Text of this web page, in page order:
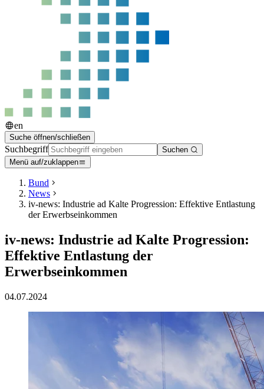
en
Suche öffnen/schließen
Suchbegriff
Suchen
Menü auf/zuklappen
Bund
News
iv-news: Industrie ad Kalte Progression: Effektive Entlastung
der Erwerbseinkommen
iv-news: Industrie ad Kalte Progression:
Effektive Entlastung der
Erwerbseinkommen
04.07.2024